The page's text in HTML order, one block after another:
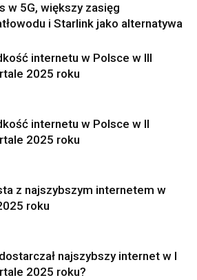
w 5G, większy zasięg
i Starlink jako alternatywa
internetu w Polsce w III
2025 roku
internetu w Polsce w II
2025 roku
z najszybszym internetem w
roku
najszybszy internet w I
2025 roku?